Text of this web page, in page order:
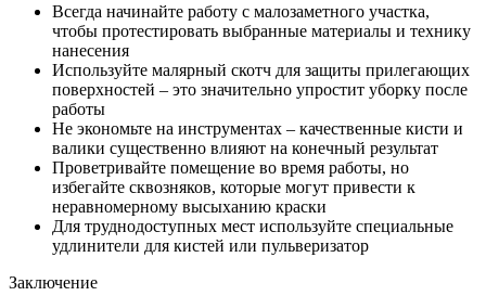
Всегда начинайте работу с малозаметного участка,
чтобы протестировать выбранные материалы и технику
нанесения
Используйте малярный скотч для защиты прилегающих
поверхностей – это значительно упростит уборку после
работы
Не экономьте на инструментах – качественные кисти и
валики существенно влияют на конечный результат
Проветривайте помещение во время работы, но
избегайте сквозняков, которые могут привести к
неравномерному высыханию краски
Для труднодоступных мест используйте специальные
удлинители для кистей или пульверизатор
Заключение